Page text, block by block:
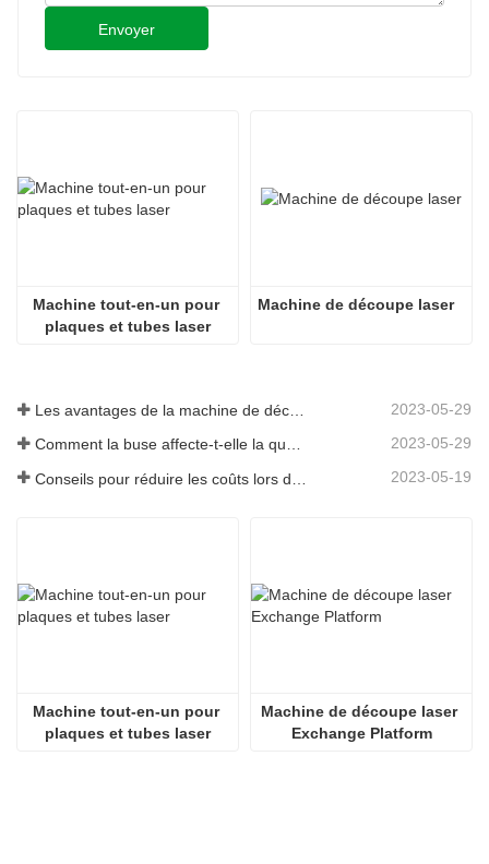
Envoyer
Machine tout-en-un pour
plaques et tubes laser
Machine de découpe laser
2023-05-29
Comment la buse affecte-t-elle la qualité de la découpe laser ? 2023-05-29
2023-05-19
Machine tout-en-un pour
plaques et tubes laser
Machine de découpe laser
Exchange Platform